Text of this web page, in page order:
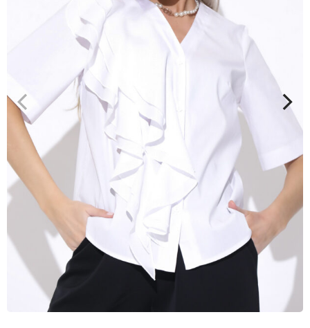
< >